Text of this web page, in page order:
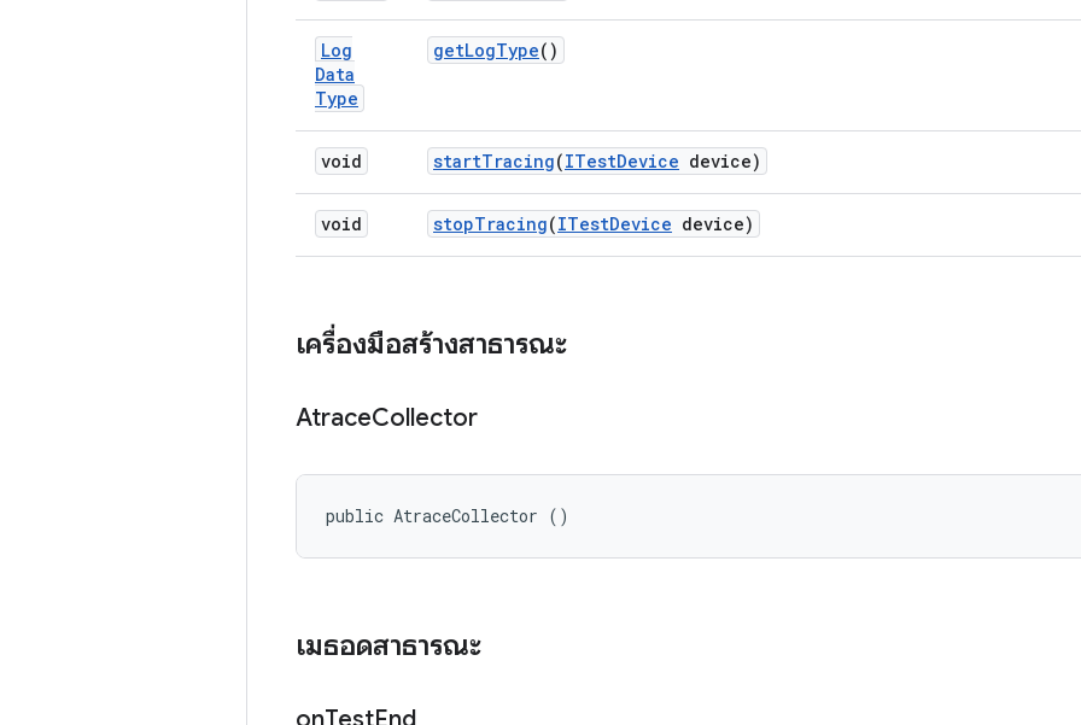
Log
Data
Type
getLogType()
void startTracing(ITestDevice device)
void stopTracing(ITestDevice device)
เครื่องมือสร้างสาธารณะ
AtraceCollector
public AtraceCollector ()
เมธอดสาธารณะ